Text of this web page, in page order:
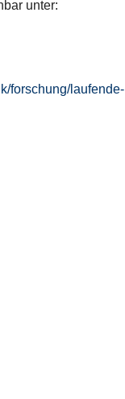
unter:
forschung/laufende-